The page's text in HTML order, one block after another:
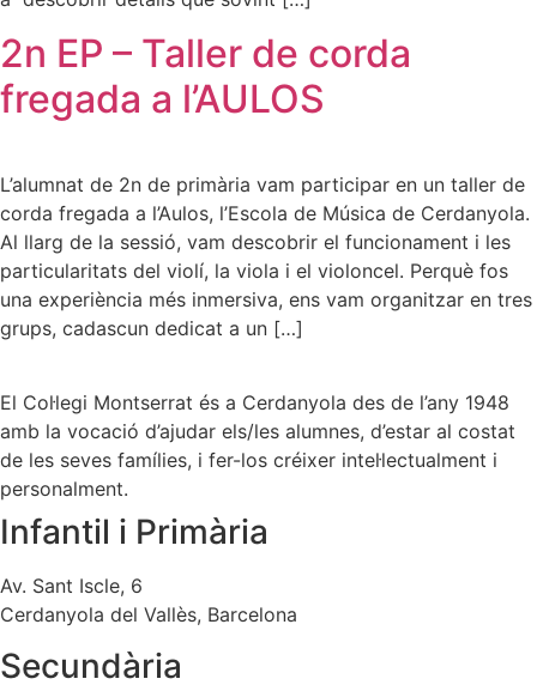
2n EP – Taller de corda
fregada a l’AULOS
L’alumnat de 2n de primària vam participar en un taller de
corda fregada a l’Aulos, l’Escola de Música de Cerdanyola.
Al llarg de la sessió, vam descobrir el funcionament i les
particularitats del violí, la viola i el violoncel. Perquè fos
una experiència més inmersiva, ens vam organitzar en tres
grups, cadascun dedicat a un […]
El Col·legi Montserrat és a Cerdanyola des de l’any 1948
amb la vocació d’ajudar els/les alumnes, d’estar al costat
de les seves famílies, i fer-los créixer intel·lectualment i
personalment.
Infantil i Primària
Av. Sant Iscle, 6
Cerdanyola del Vallès, Barcelona
Secundària